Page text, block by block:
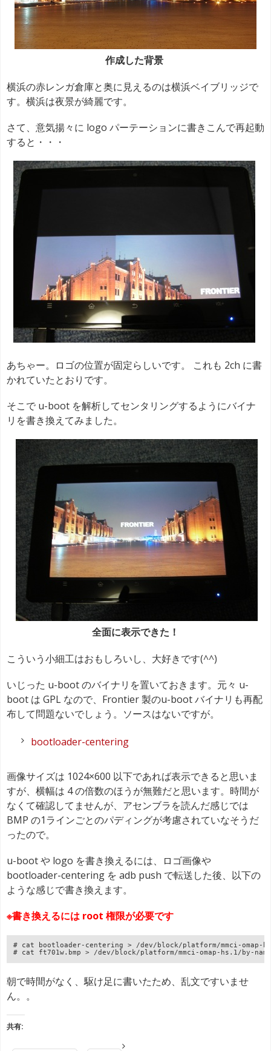
作成した背景
横浜の赤レンガ倉庫と奥に見えるのは横浜ベイブリッジで
す。横浜は夜景が綺麗です。
さて、意気揚々に logo パーテーションに書きこんで再起動
すると・・・
あちゃー。ロゴの位置が固定らしいです。 これも 2ch に書
かれていたとおりです。
そこで u-boot を解析してセンタリングするようにバイナ
リを書き換えてみました。
全面に表示できた！
こういう小細工はおもしろいし、大好きです(^^)
いじった u-boot のバイナリを置いておきます。元々 u-
boot は GPL なので、Frontier 製のu-boot バイナリも再配
布して問題ないでしょう。ソースはないですが。
bootloader-centering
画像サイズは 1024×600 以下であれば表示できると思いま
すが、横幅は 4 の倍数のほうが無難だと思います。時間が
なくて確認してませんが、アセンブラを読んだ感じでは
BMP の1ラインごとのパディングが考慮されていなそうだ
ったので。
u-boot や logo を書き換えるには、ロゴ画像や
bootloader-centering を adb push で転送した後、以下の
ような感じで書き換えます。
※書き換えるには root 権限が必要です
# cat bootloader-centering > /dev/block/platform/mmci-omap-
# cat ft701w.bmp > /dev/block/platform/mmci-omap-hs.1/by-
朝で時間がなく、駆け足に書いたため、乱文ですいませ
ん。。
共有: